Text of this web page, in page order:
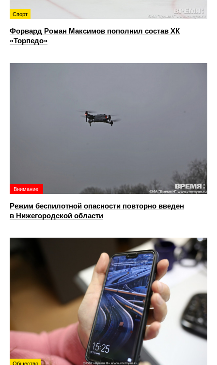
Спорт
Форвард Роман Максимов пополнил состав ХК
«Торпедо»
Внимание!
Режим беспилотной опасности повторно введен
в Нижегородской области
Общество